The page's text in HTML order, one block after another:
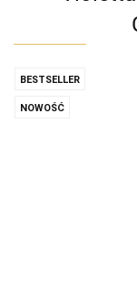
BESTSELLER
NOWOŚĆ